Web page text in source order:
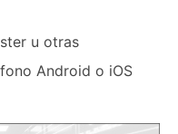
u otras
Android o iOS